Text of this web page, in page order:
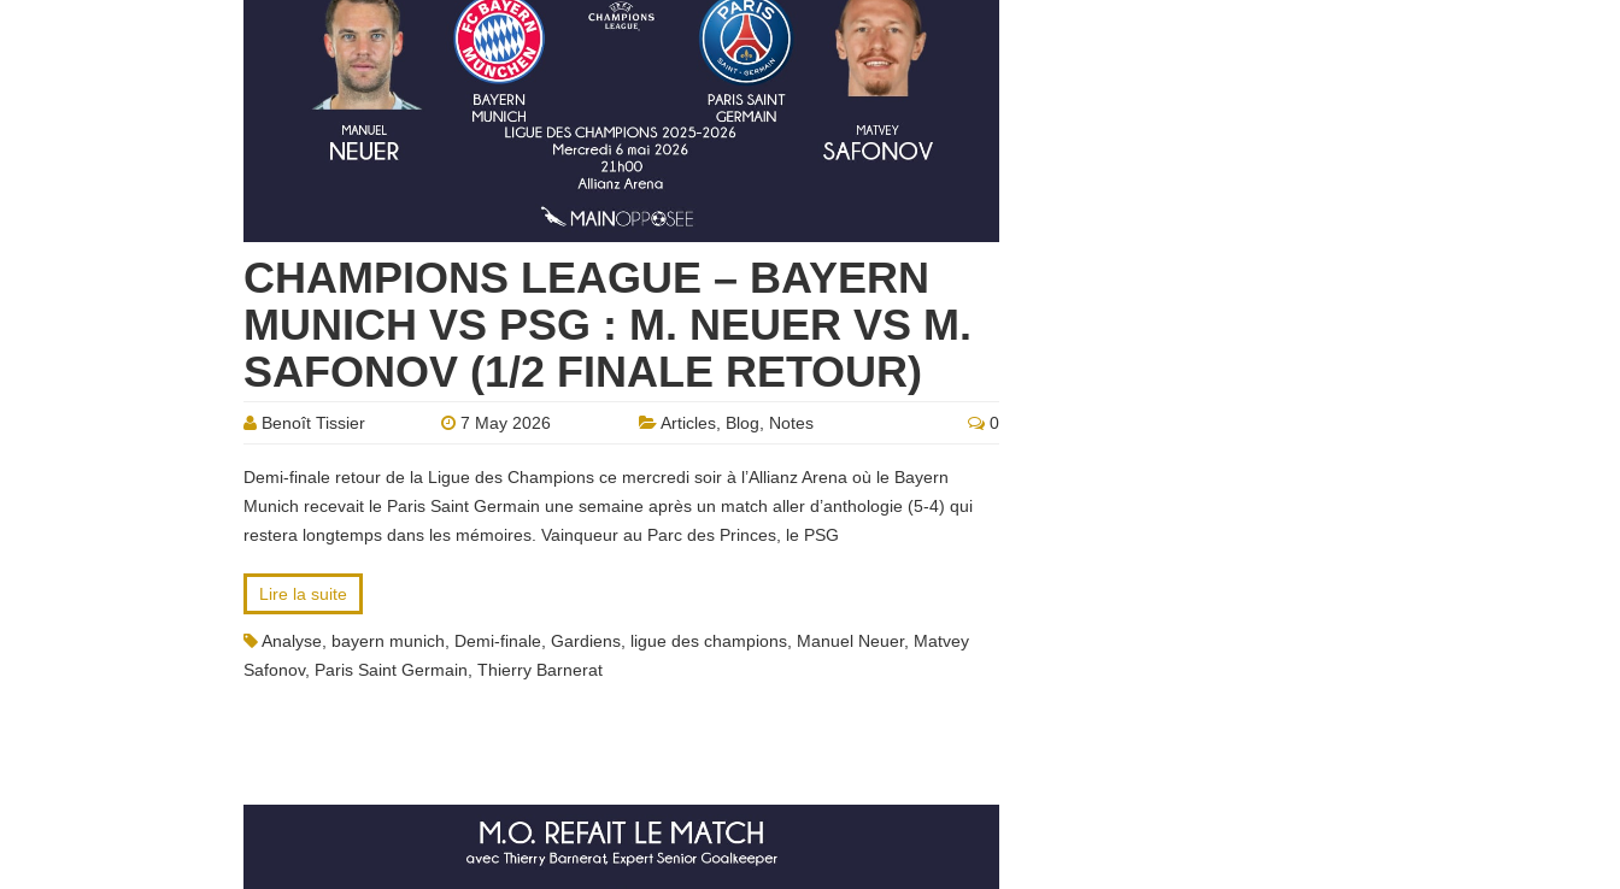
CHAMPIONS LEAGUE – BAYERN
MUNICH VS PSG : M. NEUER VS M.
SAFONOV (1/2 FINALE RETOUR)
Benoît Tissier 7 May 2026 Articles Blog Notes 0
Demi-finale retour de la Ligue des Champions ce mercredi soir à l’Allianz Arena où le Bayern
Munich recevait le Paris Saint Germain une semaine après un match aller d’anthologie (5-4) qui
restera longtemps dans les mémoires. Vainqueur au Parc des Princes, le PSG
Lire la suite
Analyse bayern munich Demi-finale Gardiens ligue des champions Manuel Neuer, Matvey
Safonov, Paris Saint Germain Thierry Barnerat